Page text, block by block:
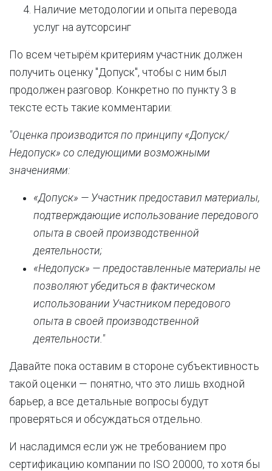
Наличие методологии и опыта перевода
услуг на аутсорсинг
По всем четырём критериям участник должен
получить оценку "Допуск", чтобы с ним был
продолжен разговор. Конкретно по пункту 3 в
тексте есть такие комментарии:
"Оценка производится по принципу «Допуск/
Недопуск» со следующими возможными
значениями:
«Допуск» — Участник предоставил материалы,
подтверждающие использование передового
опыта в своей производственной
деятельности;
«Недопуск» — предоставленные материалы не
позволяют убедиться в фактическом
использовании Участником передового
опыта в своей производственной
деятельности."
Давайте пока оставим в стороне субъективность
такой оценки — понятно, что это лишь входной
барьер, а все детальные вопросы будут
проверяться и обсуждаться отдельно.
И насладимся если уж не требованием про
сертификацию компании по ISO 20000, то хотя бы